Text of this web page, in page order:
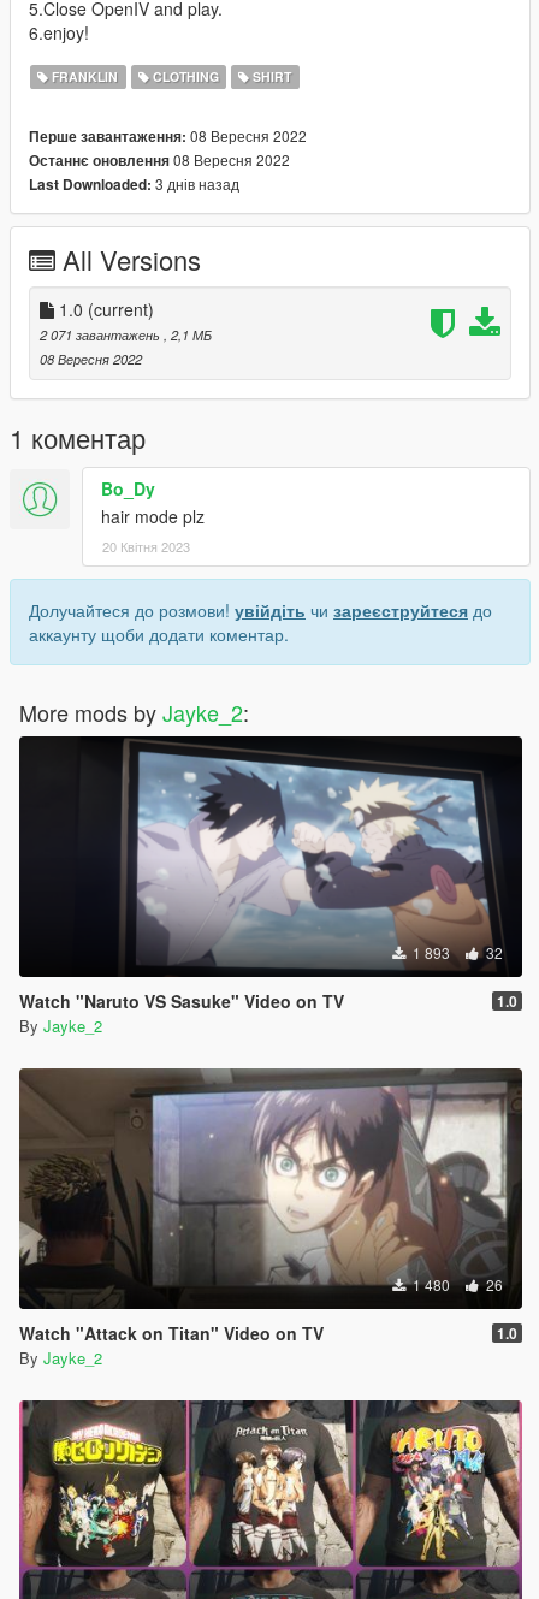
5.Close OpenIV and play.
6.enjoy!
FRANKLIN CLOTHING SHIRT
Перше завантаження: 08 Вересня 2022
Останнє оновлення08 Вересня 2022
Last Downloaded: 3 днів назад
All Versions
1.0 (current)
2 071 завантажень
, 2,1 МБ
08 Вересня 2022
1 коментар
Bo_Dy
hair mode plz
20 Квітня 2023
Долучайтеся до розмови! увійдіть чи зареєструйтеся до
аккаунту щоби додати коментар.
More mods byJayke_2:
1 893 32
Watch "Naruto VS Sasuke" Video on TV 1.0
By Jayke_2
1 480 26
Watch "Attack on Titan" Video on TV 1.0
By Jayke_2